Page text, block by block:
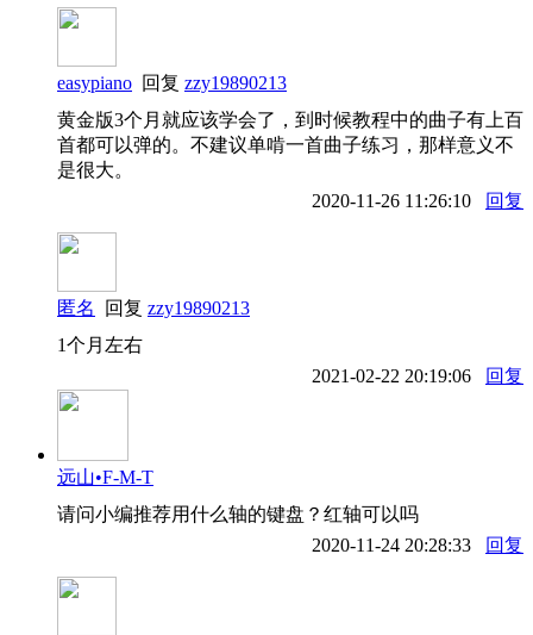
easypiano 回复 zzy19890213
黄金版3个月就应该学会了，到时候教程中的曲子有上百
首都可以弹的。不建议单啃一首曲子练习，那样意义不
是很大。
2020-11-26 11:26:10
回复
匿名 回复 zzy19890213
1个月左右
2021-02-22 20:19:06
回复
远山•F-M-T
请问小编推荐用什么轴的键盘？红轴可以吗
2020-11-24 20:28:33
回复